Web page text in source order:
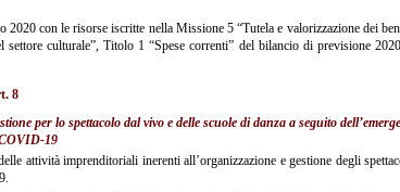
con le risorse iscritte nella Missione 5 “Tutela e valorizzazione dei
culturale”, Titolo 1 “Spese correnti” del bilancio di previsione
8
per lo spettacolo dal vivo e delle scuole di danza a seguito
19
attività imprenditoriali inerenti all’organizzazione e gestione degli